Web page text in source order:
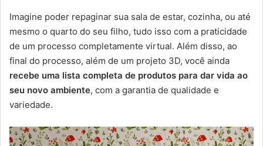
Imagine poder repaginar sua sala de estar, cozinha, ou até
mesmo o quarto do seu filho, tudo isso com a praticidade
de um processo completamente virtual. Além disso, ao
final do processo, além de um projeto 3D, você ainda
recebe uma lista completa de produtos para dar vida ao
seu novo ambiente, com a garantia de qualidade e
variedade.